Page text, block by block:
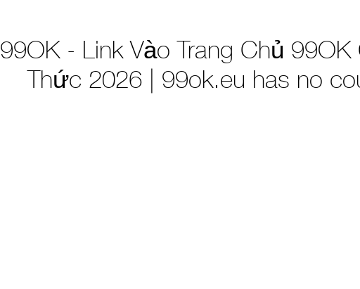
99OK - Link Vào Trang Chủ 99OK
Thức 2026 | 99ok.eu has no